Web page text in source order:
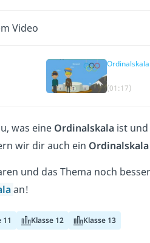
Video
(01:17)
was eine Ordinalskala ist
wir dir auch ein
und das Thema noch
an!
11 Klasse 12 Klasse 13